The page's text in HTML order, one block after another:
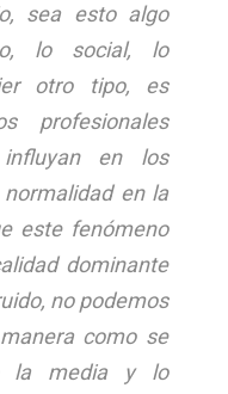
sea esto algo
lo social, lo
otro tipo, es
profesionales
en los
en la
este fenómeno
dominante
no podemos
como se
la media y lo